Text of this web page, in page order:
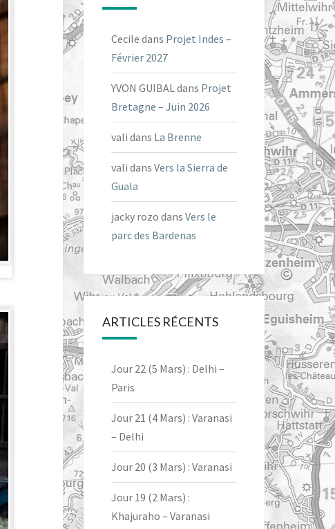
Cecile dans Projet Indes –
Février 2027
YVON GUIBALdans Projet
Bretagne – Juin 2026
vali dans La Brenne
vali dans Vers la Sierra de
Guala
jacky rozo dans Vers le
parc des Bardenas
ARTICLES RÉCENTS
Jour 22 (5 Mars) : Delhi –
Paris
Jour 21 (4 Mars) : Varanasi
– Delhi
Jour 20 (3 Mars) : Varanasi
Jour 19 (2 Mars) :
Khajuraho – Varanasi